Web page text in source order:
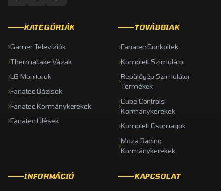
KATEGÓRIÁK
Gamer Televíziók
Thermaltake Vázak
LG Monitorok
Fanatec Bázisok
Fanatec Kormánykerekek
Fanatec Ülések
TOVÁBBIAK
Fanatec Cockpitek
Komplett Szimulátor
Repülőgép Szimulátor
Termékek
Cube Controls
Kormánykerekek
Komplett Csomagok
Moza Racing
Kormánykerekek
INFORMÁCIÓ KAPCSOLAT